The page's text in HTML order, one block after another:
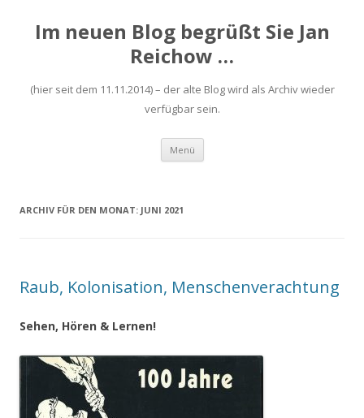
Im neuen Blog begrüßt Sie Jan
Reichow …
(hier seit dem 11.11.2014) – der alte Blog wird als Archiv wieder
verfügbar sein.
Menü Zum
springen
ARCHIV FÜR DEN MONAT: JUNI 2021
Raub, Kolonisation, Menschenverachtung
Sehen, Hören & Lernen!